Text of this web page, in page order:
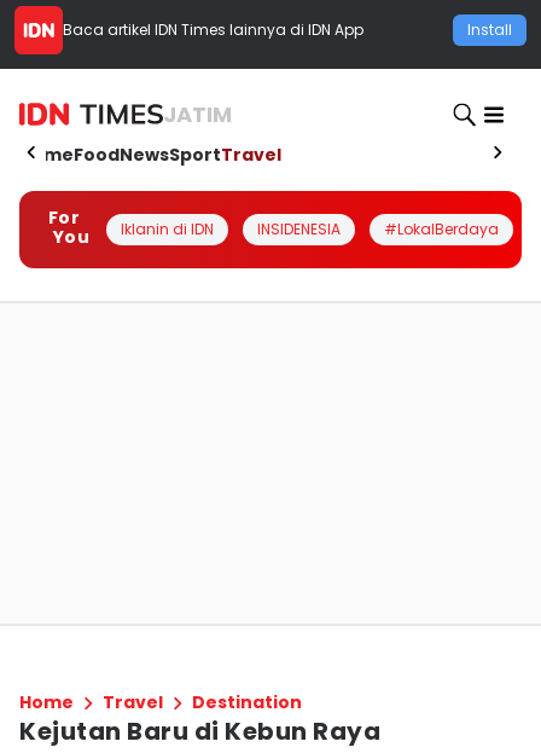
Baca artikel IDN Times lainnya di IDN App Install
JATIM
HomeFoodNewsSportTravel
For
You
Iklanin di IDN INSIDENESIA #LokalBerdaya
Home Travel Destination
Kejutan Baru di Kebun Raya